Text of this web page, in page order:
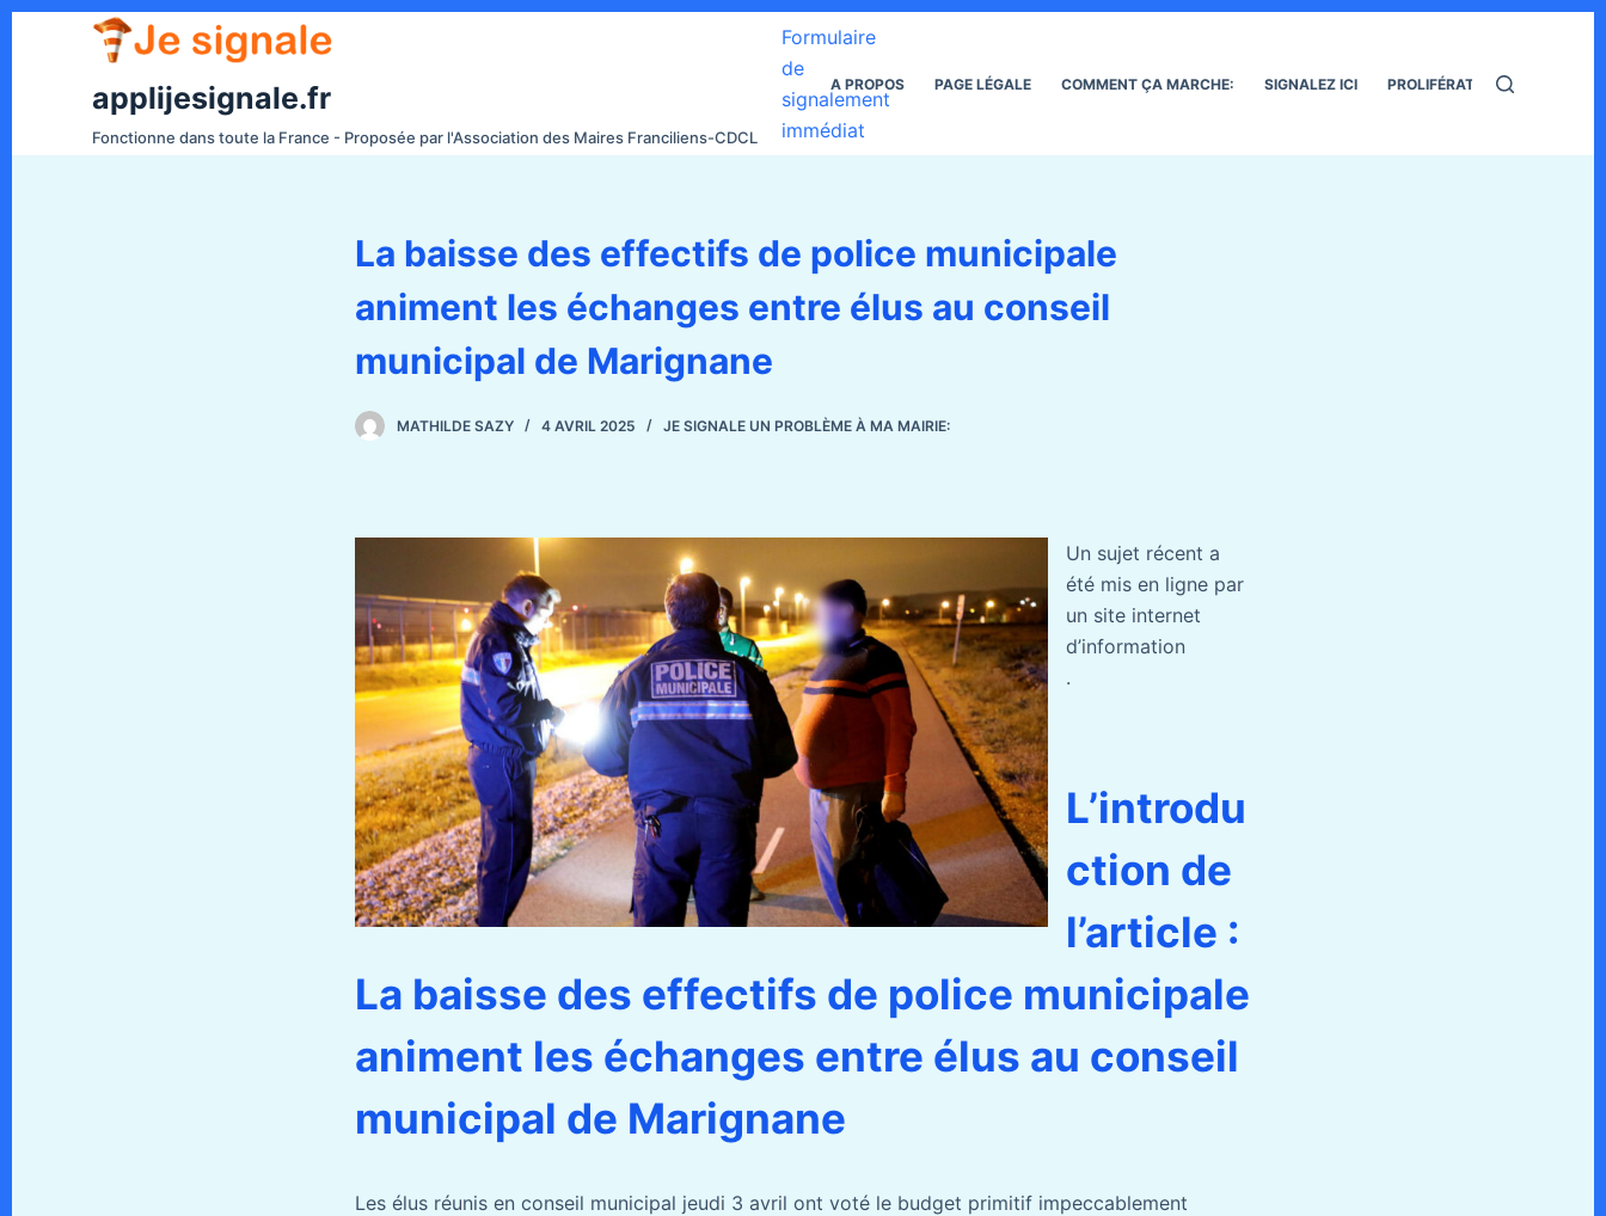
e
applijesignale.fr
Fonctionne dans toute la France - Proposée par l'Association des Maires Franciliens-CDCL
Formulaire
de
signalement
immédiat
A PROPOS PAGE LÉGALE COMMENT ÇA MARCHE: SIGNALEZ ICI PROLIFÉRATION DES RATS
La baisse des effectifs de police municipale
animent les échanges entre élus au conseil
municipal de Marignane
MATHILDE SAZY 4 AVRIL 2025 JE SIGNALE UN PROBLÈME À MA MAIRIE:
Un sujet récent a
été mis en ligne par
un site internet
d’information
.
L’introdu
ction de
l’article :
La baisse des effectifs de police municipale
animent les échanges entre élus au conseil
municipal de Marignane
Les élus réunis en conseil municipal jeudi 3 avril ont voté le budget primitif impeccablement